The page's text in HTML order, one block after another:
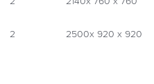
2 2500х 920 х 920